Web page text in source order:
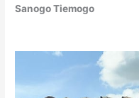
Sanogo Tiemogo